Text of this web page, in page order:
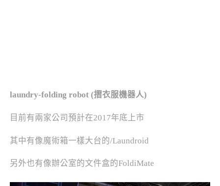
laundry-folding robot (摺衣服機器人)
目前有兩家公司預計在2017年底上市
其中有像魔術箱一樣大台的/Laundroid
另外也有像辦公室的文件盒的FoldiMate